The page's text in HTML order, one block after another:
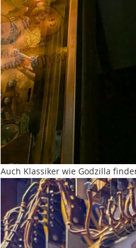
Auch Klassiker wie Godzilla